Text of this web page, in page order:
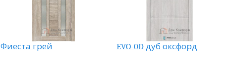
Фиеста грей EVO-0D дуб оксфорд